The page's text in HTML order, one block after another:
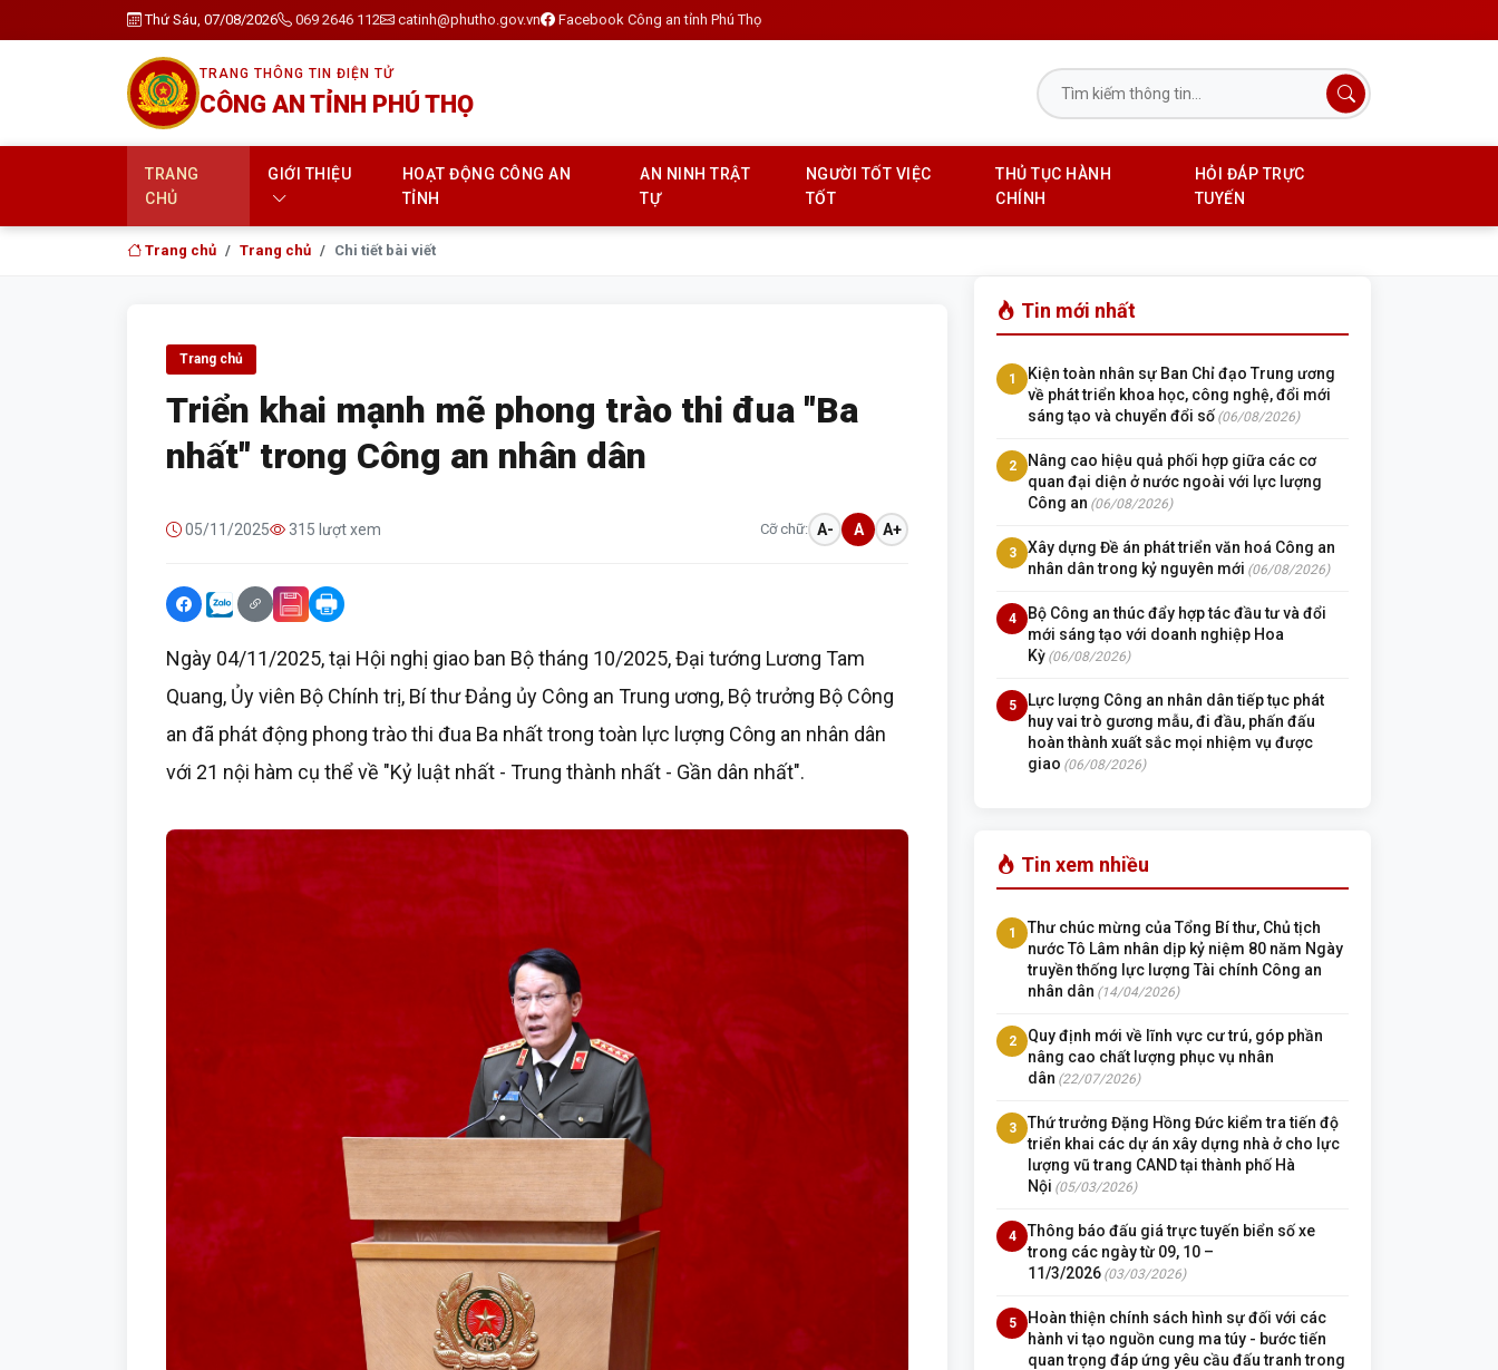
Thứ Sáu, 07/08/2026 069 2646 112 catinh@phutho.gov.vn Facebook Công an tỉnh Phú Thọ
TRANG THÔNG TIN ĐIỆN TỬ
CÔNG AN TỈNH PHÚ THỌ
TRANG
CHỦ
GIỚI THIỆU
HOẠT ĐỘNG CÔNG AN
TỈNH
AN NINH TRẬT
TỰ
NGƯỜI TỐT VIỆC
TỐT
THỦ TỤC HÀNH
CHÍNH
HỎI ĐÁP TRỰC
TUYẾN
Trang chủ Trang chủ Chi tiết bài viết
Trang chủ
Triển khai mạnh mẽ phong trào thi đua "Ba
nhất" trong Công an nhân dân
05/11/2025 315 lượt xem Cỡ chữ: A- A A+
Ngày 04/11/2025, tại Hội nghị giao ban Bộ tháng 10/2025, Đại tướng Lương Tam
Quang, Ủy viên Bộ Chính trị, Bí thư Đảng ủy Công an Trung ương, Bộ trưởng Bộ Công
an đã phát động phong trào thi đua Ba nhất trong toàn lực lượng Công an nhân dân
với 21 nội hàm cụ thể về "Kỷ luật nhất - Trung thành nhất - Gần dân nhất".
Tin mới nhất
1
Kiện toàn nhân sự Ban Chỉ đạo Trung ương
về phát triển khoa học, công nghệ, đổi mới
sáng tạo và chuyển đổi số (06/08/2026)
2
Nâng cao hiệu quả phối hợp giữa các cơ
quan đại diện ở nước ngoài với lực lượng
Công an (06/08/2026)
3
Xây dựng Đề án phát triển văn hoá Công an
nhân dân trong kỷ nguyên mới (06/08/2026)
4
Bộ Công an thúc đẩy hợp tác đầu tư và đổi
mới sáng tạo với doanh nghiệp Hoa
Kỳ (06/08/2026)
5
Lực lượng Công an nhân dân tiếp tục phát
huy vai trò gương mẫu, đi đầu, phấn đấu
hoàn thành xuất sắc mọi nhiệm vụ được
giao (06/08/2026)
Tin xem nhiều
1
Thư chúc mừng của Tổng Bí thư, Chủ tịch
nước Tô Lâm nhân dịp kỷ niệm 80 năm Ngày
truyền thống lực lượng Tài chính Công an
nhân dân (14/04/2026)
2
Quy định mới về lĩnh vực cư trú, góp phần
nâng cao chất lượng phục vụ nhân
dân (22/07/2026)
3
Thứ trưởng Đặng Hồng Đức kiểm tra tiến độ
triển khai các dự án xây dựng nhà ở cho lực
lượng vũ trang CAND tại thành phố Hà
Nội (05/03/2026)
4
Thông báo đấu giá trực tuyến biển số xe
trong các ngày từ 09, 10 –
11/3/2026 (03/03/2026)
5
Hoàn thiện chính sách hình sự đối với các
hành vi tạo nguồn cung ma túy - bước tiến
quan trọng đáp ứng yêu cầu đấu tranh trong